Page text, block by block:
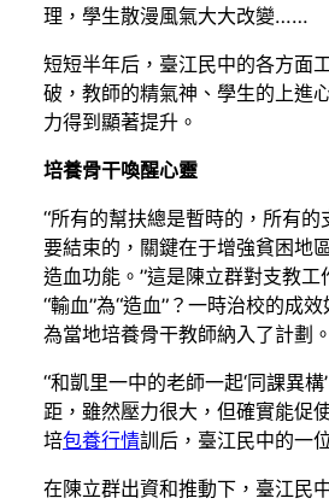
理，學生散漫風氣大大改變……
短短半年后，臺江民中的各方面
破，教師的精氣神、學生的上進
力得到顯著提升。
培養骨干喚醒心靈
“所有的幫扶總是暫時的，所有的
要結束的，關鍵在于增強貧困地
造血功能。”這是陳立群對支教工
“輸血”為“造血”？一時治校的成
為當地培養骨干教師納入了計劃。
“和凱里一中的老師一起‘同課異
距，雖然壓力很大，但確實能促
培包養行情訓后，臺江民中的一
在陳立群出資和推動下，臺江民